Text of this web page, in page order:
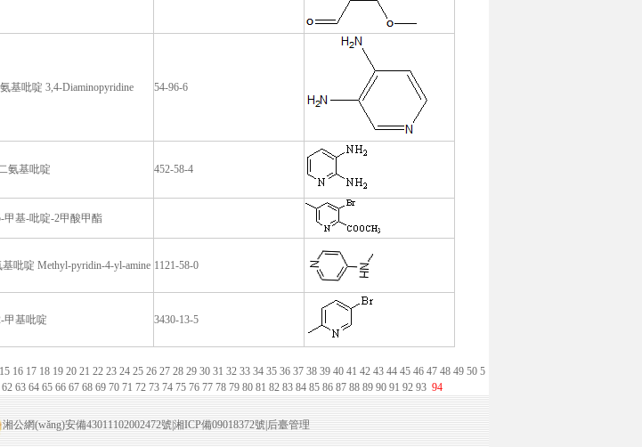
基吡啶 3,4-Diaminopyridine 54-96-6
氨基吡啶 452-58-4
甲基-吡啶-2甲酸甲酯
吡啶 Methyl-pyridin-4-yl-amine 1121-58-0
甲基吡啶 3430-13-5
15 16 17 18 19 20 21 22 23 24 25 26 27 28 29 30 31 32 33 34 35 36 37 38 39 40 41 42 43 44 45 46 47 48 49 50 5
62 63 64 65 66 67 68 69 70 71 72 73 74 75 76 77 78 79 80 81 82 83 84 85 86 87 88 89 90 91 92 93 94
湘公網(wǎng)安備43011102002472號湘ICP備09018372號后臺管理